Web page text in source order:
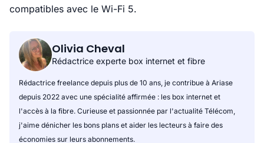
compatibles avec le Wi-Fi 5.
Olivia Cheval
Rédactrice experte box internet et fibre
Rédactrice freelance depuis plus de 10 ans, je contribue à Ariase
depuis 2022 avec une spécialité affirmée : les box internet et
l'accès à la fibre. Curieuse et passionnée par l'actualité Télécom,
j'aime dénicher les bons plans et aider les lecteurs à faire des
économies sur leurs abonnements.